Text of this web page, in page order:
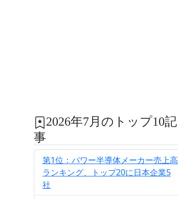
2026年7月のトップ10記
事
第1位：パワー半導体メーカー売上高
ランキング、トップ20に日本企業5
社